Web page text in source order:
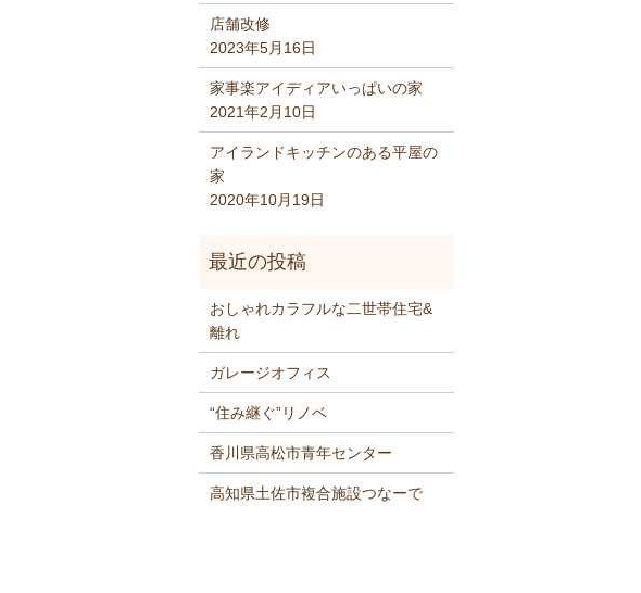
店舗改修
2023年5月16日
家事楽アイディアいっぱいの家
2021年2月10日
アイランドキッチンのある平屋の
家
2020年10月19日
おしゃれカラフルな二世帯住宅&
離れ
ガレージオフィス
“住み継ぐ”リノベ
香川県高松市青年センター
高知県土佐市複合施設つなーで